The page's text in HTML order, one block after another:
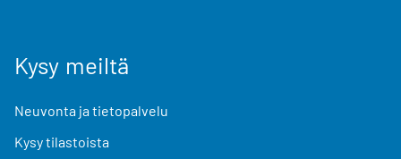
Kysy meiltä
Neuvonta ja tietopalvelu
Kysy tilastoista